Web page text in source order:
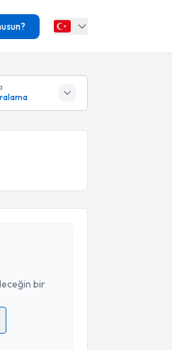
bir
talebi oluşturun.
Metni